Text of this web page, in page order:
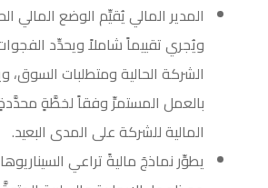
المدير المالي يُقيِّم الوضع المالي
ويُجري تقييماً شاملاً ويحدِّد
الشركة الحالية ومتطلبات
بالعمل المستمرِّ وفقاً لخطَّةٍ
المالية للشركة على المدى البعيد.
يطوِّر نماذجَ ماليةً تراعي